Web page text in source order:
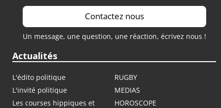
Contactez nous
Un message, une question, une réaction, écrivez nous !
Actualités
L'édito politique
RUGBY
L'invité politique
MEDIAS
Les courses hippiques et
HOROSCOPE